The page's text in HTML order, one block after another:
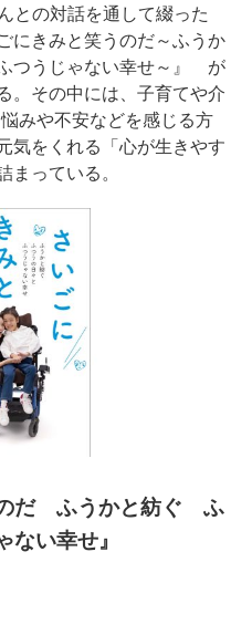
との対話を通して綴った
にきみと笑うのだ～ふうか
うじゃない幸せ～』 が
。その中には、子育てや介
みや不安などを感じる方
気をくれる「心が生きやす
まっている。
のだ ふうかと紡ぐ ふ
い幸せ』